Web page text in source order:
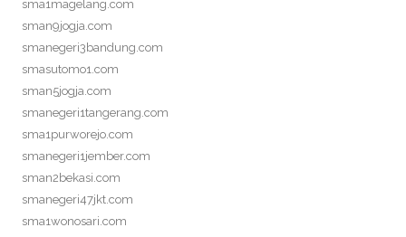
sma1magelang.com
sman9jogja.com
smanegeri3bandung.com
smasutomo1.com
sman5jogja.com
smanegeri1tangerang.com
sma1purworejo.com
smanegeri1jember.com
sman2bekasi.com
smanegeri47jkt.com
sma1wonosari.com